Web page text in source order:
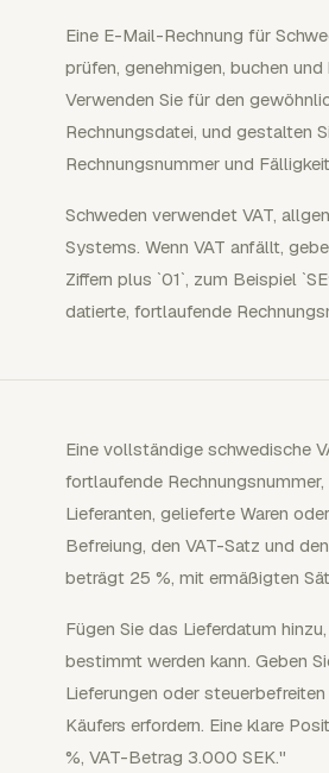
Eine E-Mail-Rechnung für
prüfen, genehmigen, buchen
Verwenden Sie für den
Rechnungsdatei, und gestalten
Rechnungsnummer und
Schweden verwendet VAT,
Systems. Wenn VAT anfällt,
Ziffern plus `01`, zum Beispiel
datierte, fortlaufende
Eine vollständige schwedische
fortlaufende
Lieferanten, gelieferte Waren
Befreiung, den VAT-Satz und
beträgt 25 %, mit ermäßigten
Fügen Sie das Lieferdatum
bestimmt werden kann. Geben
Lieferungen oder
Käufers erfordern. Eine klare
%, VAT-Betrag 3.000 SEK."